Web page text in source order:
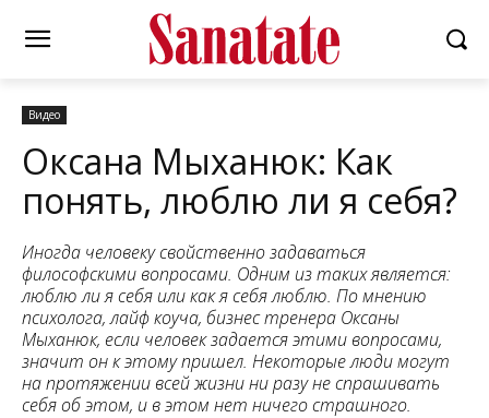
Видео
Оксана Мыханюк: Как
понять, люблю ли я себя?
Иногда человеку свойственно задаваться
философскими вопросами. Одним из таких является:
люблю ли я себя или как я себя люблю. По мнению
психолога, лайф коуча, бизнес тренера Оксаны
Мыханюк, если человек задается этими вопросами,
значит он к этому пришел. Некоторые люди могут
на протяжении всей жизни ни разу не спрашивать
себя об этом, и в этом нет ничего страшного.